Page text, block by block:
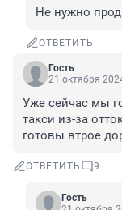
Не нужно
ОТВЕТИТЬ
Гость
21 октября
Уже сейчас мы
такси из-за
готовы втрое
ОТВЕТИТЬ 9
Гость